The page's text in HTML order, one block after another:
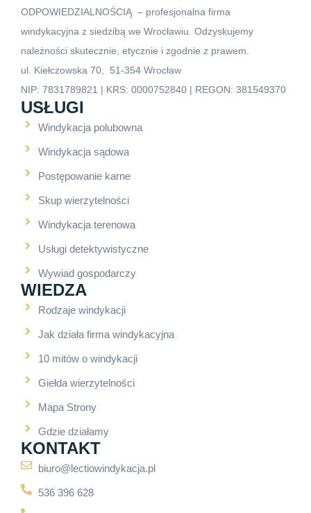
ODPOWIEDZIALNOŚCIĄ – profesjonalna firma
windykacyjna z siedzibą we Wrocławiu. Odzyskujemy
należności skutecznie, etycznie i zgodnie z prawem.
ul. Kiełczowska 70, 51-354 Wrocław
NIP: 7831789821 | KRS: 0000752840 | REGON: 381549370
USŁUGI
Windykacja polubowna
Windykacja sądowa
Postępowanie karne
Skup wierzytelności
Windykacja terenowa
Usługi detektywistyczne
Wywiad gospodarczy
WIEDZA
Rodzaje windykacji
Jak działa firma windykacyjna
10 mitów o windykacji
Giełda wierzytelności
Mapa Strony
Gdzie działamy
KONTAKT
biuro@lectiowindykacja.pl
536 396 628